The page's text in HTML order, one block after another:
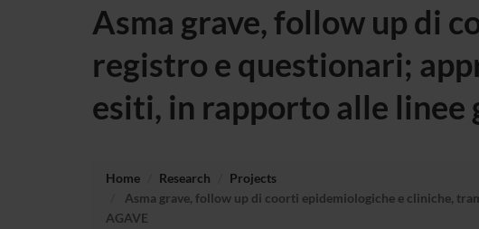
Asma grave, follow up di
registro e questionari;
esiti, in rapporto alle linee
Home Research
Projects
Asma grave, follow up di coorti epidemiologiche e cliniche,
AGAVE